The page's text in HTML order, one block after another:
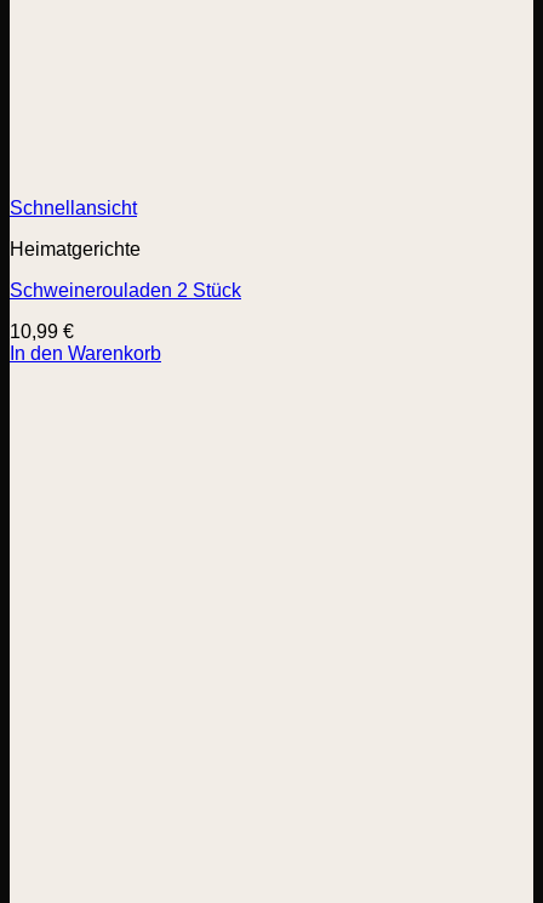
Schnellansicht
Heimatgerichte
Schweinerouladen 2 Stück
10,99 €
In den Warenkorb